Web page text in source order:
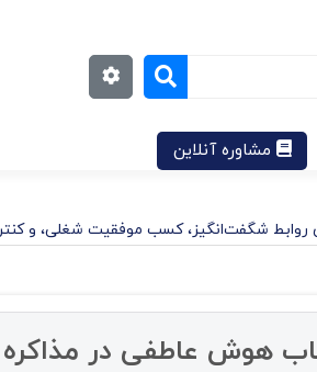
مشاوره آنلاین
روابط شگفت‌انگیز، کسب موفقیت شغلی، و
هوش عاطفی در